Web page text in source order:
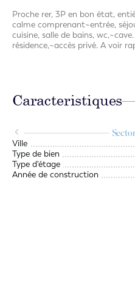
Proche rer, 3P en bon état,
calme comprenant~entrée,
cuisine, salle de bains,
résidence,~accès privé. A voir
Caracteristiques
Ville
Type de bien
Type d'étage
Année de construction